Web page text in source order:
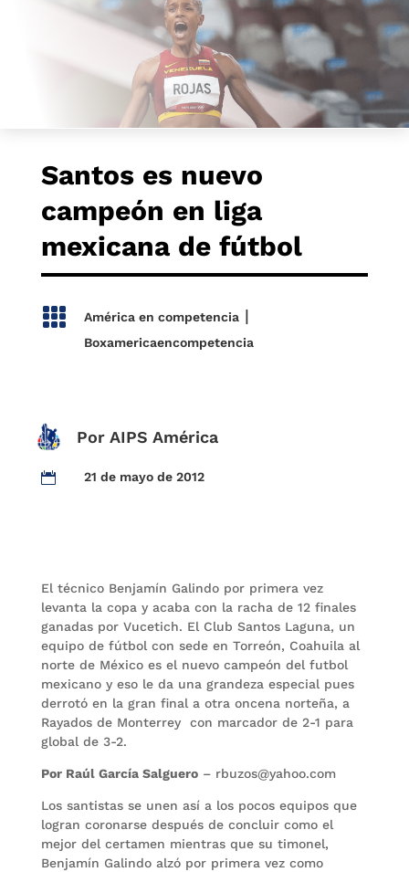
Santos es nuevo
campeón en liga
mexicana de fútbol
 América en competencia|
Boxamericaencompetencia
Por AIPS América
 21 de mayo de 2012
El técnico Benjamín Galindo por primera vez
levanta la copa y acaba con la racha de 12 finales
ganadas por Vucetich. El Club Santos Laguna, un
equipo de fútbol con sede en Torreón, Coahuila al
norte de México es el nuevo campeón del futbol
mexicano y eso le da una grandeza especial pues
derrotó en la gran final a otra oncena norteña, a
Rayados de Monterrey con marcador de 2-1 para
global de 3-2.
Por Raúl García Salguero– rbuzos@yahoo.com
Los santistas se unen así a los pocos equipos que
logran coronarse después de concluir como el
mejor del certamen mientras que su timonel,
Benjamín Galindo alzó por primera vez como